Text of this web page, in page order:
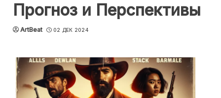
Прогноз и Перспективы
ArtBeat 02 ДЕК 2024